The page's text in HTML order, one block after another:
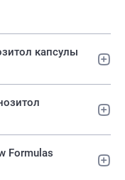
капсулы
Formulas